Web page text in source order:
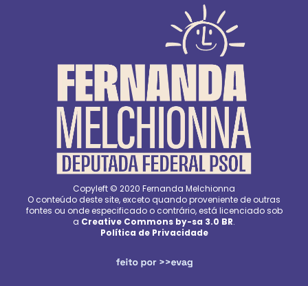
Copyleft © 2020 Fernanda Melchionna
O conteúdo deste site, exceto quando proveniente de outras
fontes ou onde especificado o contrário, está licenciado sob
a Creative Commons by-sa 3.0 BR.
Política de Privacidade